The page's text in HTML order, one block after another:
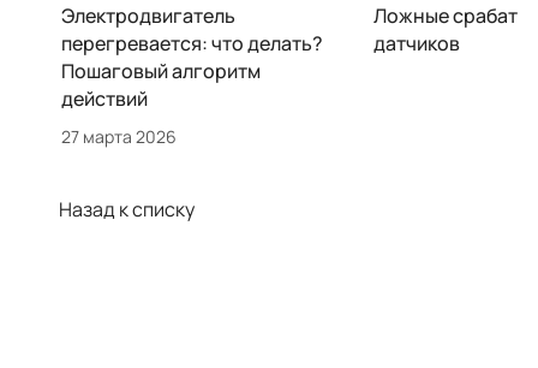
Электродвигатель
перегревается: что делать?
Пошаговый алгоритм
действий
27 марта 2026
Ложные
датчиков
Назад к списку